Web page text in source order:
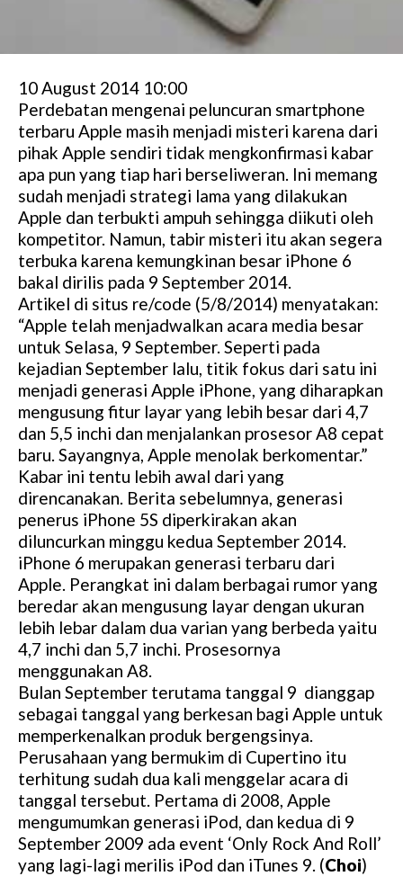
10 August 2014 10:00
Perdebatan mengenai peluncuran smartphone
terbaru Apple masih menjadi misteri karena dari
pihak Apple sendiri tidak mengkonfirmasi kabar
apa pun yang tiap hari berseliweran. Ini memang
sudah menjadi strategi lama yang dilakukan
Apple dan terbukti ampuh sehingga diikuti oleh
kompetitor. Namun, tabir misteri itu akan segera
terbuka karena kemungkinan besar iPhone 6
bakal dirilis pada 9 September 2014.
Artikel di situs re/code (5/8/2014) menyatakan:
“Apple telah menjadwalkan acara media besar
untuk Selasa, 9 September. Seperti pada
kejadian September lalu, titik fokus dari satu ini
menjadi generasi Apple iPhone, yang diharapkan
mengusung fitur layar yang lebih besar dari 4,7
dan 5,5 inchi dan menjalankan prosesor A8 cepat
baru. Sayangnya, Apple menolak berkomentar.”
Kabar ini tentu lebih awal dari yang
direncanakan. Berita sebelumnya, generasi
penerus iPhone 5S diperkirakan akan
diluncurkan minggu kedua September 2014.
iPhone 6 merupakan generasi terbaru dari
Apple. Perangkat ini dalam berbagai rumor yang
beredar akan mengusung layar dengan ukuran
lebih lebar dalam dua varian yang berbeda yaitu
4,7 inchi dan 5,7 inchi. Prosesornya
menggunakan A8.
Bulan September terutama tanggal 9 dianggap
sebagai tanggal yang berkesan bagi Apple untuk
memperkenalkan produk bergengsinya.
Perusahaan yang bermukim di Cupertino itu
terhitung sudah dua kali menggelar acara di
tanggal tersebut. Pertama di 2008, Apple
mengumumkan generasi iPod, dan kedua di 9
September 2009 ada event ‘Only Rock And Roll’
yang lagi-lagi merilis iPod dan iTunes 9. (Choi)